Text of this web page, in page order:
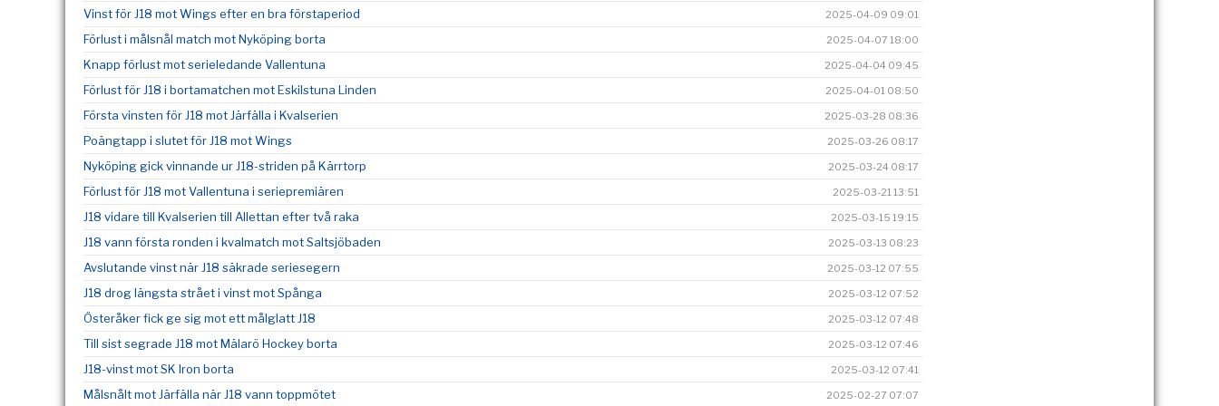
Vinst för J18 mot Wings efter en bra förstaperiod 2025-04-09 09:01
Förlust i målsnål match mot Nyköping borta 2025-04-07 18:00
Knapp förlust mot serieledande Vallentuna 2025-04-04 09:45
Förlust för J18 i bortamatchen mot Eskilstuna Linden 2025-04-01 08:50
Första vinsten för J18 mot Järfälla i Kvalserien 2025-03-28 08:36
Poängtapp i slutet för J18 mot Wings 2025-03-26 08:17
Nyköping gick vinnande ur J18-striden på Kärrtorp 2025-03-24 08:17
Förlust för J18 mot Vallentuna i seriepremiären 2025-03-21 13:51
J18 vidare till Kvalserien till Allettan efter två raka 2025-03-15 19:15
J18 vann första ronden i kvalmatch mot Saltsjöbaden 2025-03-13 08:23
Avslutande vinst när J18 säkrade seriesegern 2025-03-12 07:55
J18 drog längsta strået i vinst mot Spånga 2025-03-12 07:52
Österåker fick ge sig mot ett målglatt J18 2025-03-12 07:48
Till sist segrade J18 mot Mälarö Hockey borta 2025-03-12 07:46
J18-vinst mot SK Iron borta 2025-03-12 07:41
Målsnålt mot Järfälla när J18 vann toppmötet 2025-02-27 07:07